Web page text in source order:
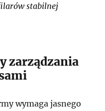
stabilnej
zarządzania
wymaga jasnego